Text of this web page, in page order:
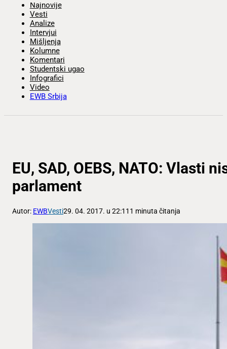
Najnovije
Vesti
Analize
Intervjui
Mišljenja
Kolumne
Komentari
Studentski ugao
Infografici
Video
EWB Srbija
EU, SAD, OEBS, NATO: Vlasti
parlament
Autor: EWBVesti29. 04. 2017. u 22:11 1 minuta čitanja